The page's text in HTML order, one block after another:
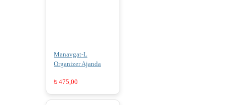
Manavgat-L
Organizer Ajanda
₺ 475,00